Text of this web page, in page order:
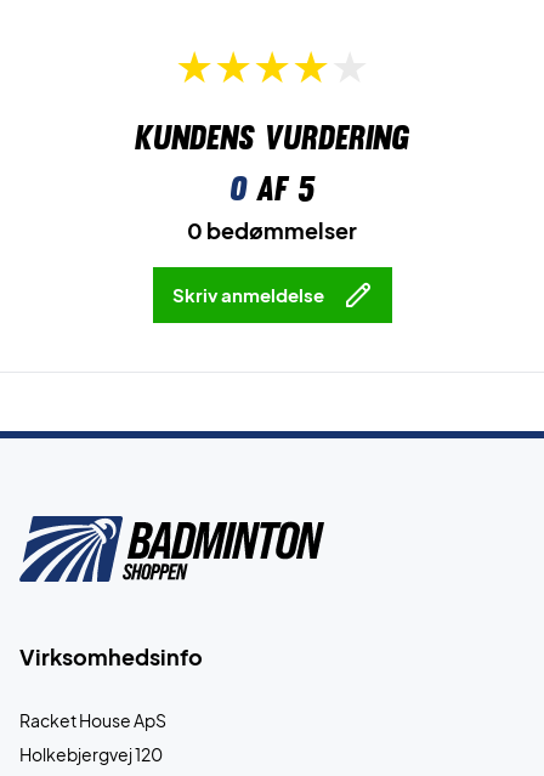
Kundens vurdering
0af 5
0 bedømmelser
Skriv anmeldelse
Virksomhedsinfo
Racket House ApS
Holkebjergvej 120